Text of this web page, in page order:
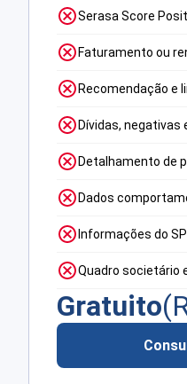
Serasa Score
Faturamento ou
Recomendação e
Dívidas, negativas
Detalhamento de
Dados
Informações do
Quadro societário
Gratuito